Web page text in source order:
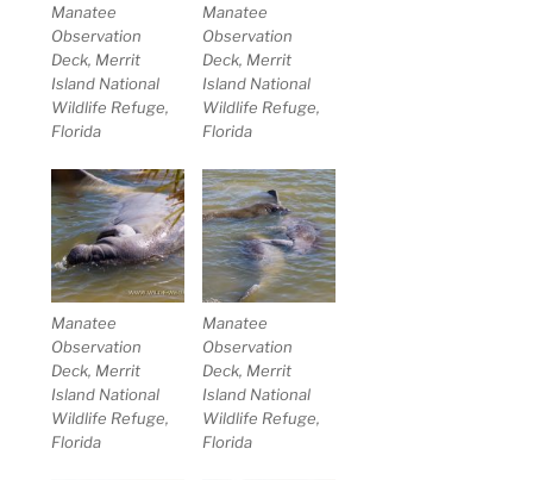
Manatee
Observation
Deck, Merrit
Island National
Wildlife Refuge,
Florida
Manatee
Observation
Deck, Merrit
Island National
Wildlife Refuge,
Florida
Manatee
Observation
Deck, Merrit
Island National
Wildlife Refuge,
Florida
Manatee
Observation
Deck, Merrit
Island National
Wildlife Refuge,
Florida